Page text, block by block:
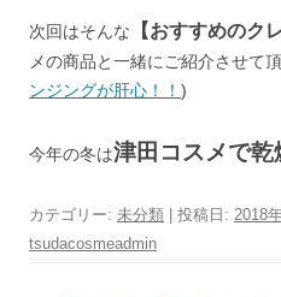
次回はそんな 【おすすめのク
メの商品と一緒にご紹介させて
ンジングが肝心！！ )
今年の冬は津田コスメで乾
カテゴリー: 未分類 | 投稿日: 2018
tsudacosmeadmin